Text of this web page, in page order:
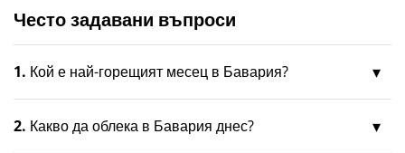
Често задавани въпроси
1. Кой е най-горещият месец в Бавария?
2. Какво да облека в Бавария днес?